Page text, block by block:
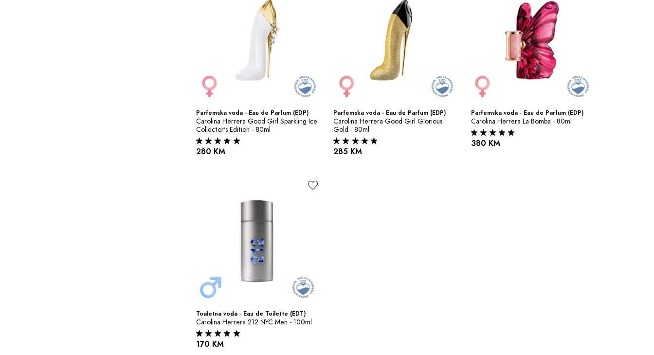
Parfemska voda - Eau de Parfum (EDP)
Carolina Herrera Good Girl Sparkling Ice
Collector's Edition - 80ml
280 KM
Parfemska voda - Eau de Parfum (EDP)
Carolina Herrera Good Girl Glorious
Gold - 80ml
285 KM
Parfemska voda - Eau de Parfum (EDP)
Carolina Herrera La Bomba - 80ml
380 KM
Toaletna voda - Eau de Toilette (EDT)
Carolina Herrera 212 NYC Men - 100ml
170 KM